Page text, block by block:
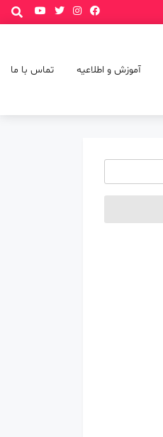
آموزش و اطلاعیه تماس با ما